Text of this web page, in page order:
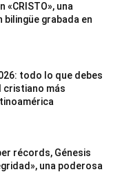
«CRISTO», una
grabada en
todo lo que debes
cristiano más
récords, Génesis
una poderosa